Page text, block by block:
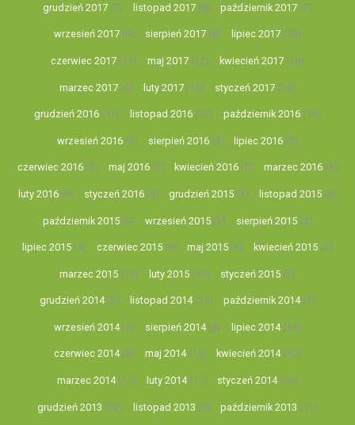
grudzień 2017(7) listopad 2017(8) październik 2017 (7)
wrzesień 2017 (6) sierpień 2017 (8) lipiec 2017(18)
czerwiec 2017 (11) maj 2017 (12) kwiecień 2017(10)
marzec 2017 (4) luty 2017 (15) styczeń 2017(19)
grudzień 2016 (11) listopad 2016 (17) październik 2016(13)
wrzesień 2016(3) sierpień 2016(3) lipiec 2016 (3)
czerwiec 2016(3) maj 2016(3) kwiecień 2016 (5) marzec 2016 (4)
luty 2016(5) styczeń 2016(5) grudzień 2015 (3) listopad 2015 (8)
październik 2015 (9) wrzesień 2015 (3) sierpień 2015(4)
lipiec 2015(4) czerwiec 2015(5) maj 2015 (5) kwiecień 2015 (5)
marzec 2015 (10) luty 2015 (10) styczeń 2015(3)
grudzień 2014(9) listopad 2014(13) październik 2014(7)
wrzesień 2014(9) sierpień 2014(9) lipiec 2014(14)
czerwiec 2014(8) maj 2014(13) kwiecień 2014(16)
marzec 2014(11) luty 2014(11) styczeń 2014(16)
grudzień 2013 (22) listopad 2013 (9) październik 2013 (11)